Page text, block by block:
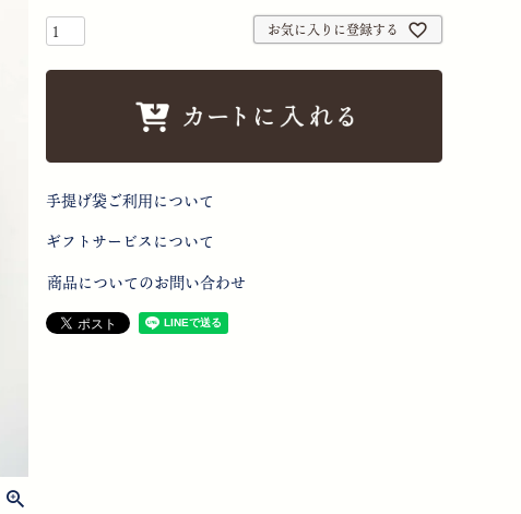
お気に入りに登録する
手提げ袋ご利用について
ギフトサービスについて
商品についてのお問い合わせ